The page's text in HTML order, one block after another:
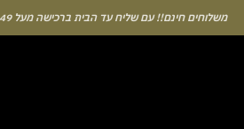
משלוחים חינם!! עם שליח עד הבית ברכישה מעל 349 ש"ח